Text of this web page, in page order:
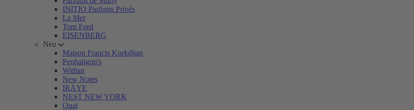
INITIO Parfums Privés
La Mer
Tom Ford
EISENBERG
Neu
Maison Francis Kurkdjian
Penhaligon's
Widian
New Notes
IRÄYE
NEST NEW YORK
Ouai